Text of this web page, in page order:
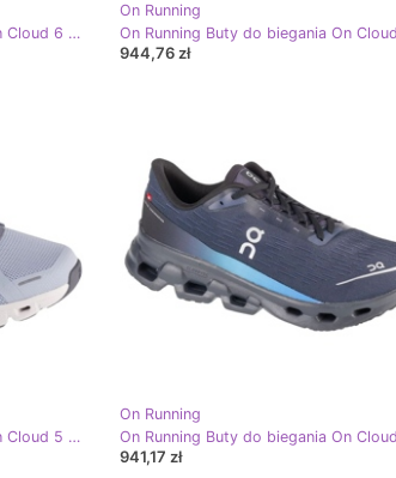
On Running Buty do biegania On Cloud 6 3MF10073279 niebieskie
On Running
944,76 zł
On Running Buty do biegania On Cloud 5 5997685 niebieskie
On Running
941,17 zł